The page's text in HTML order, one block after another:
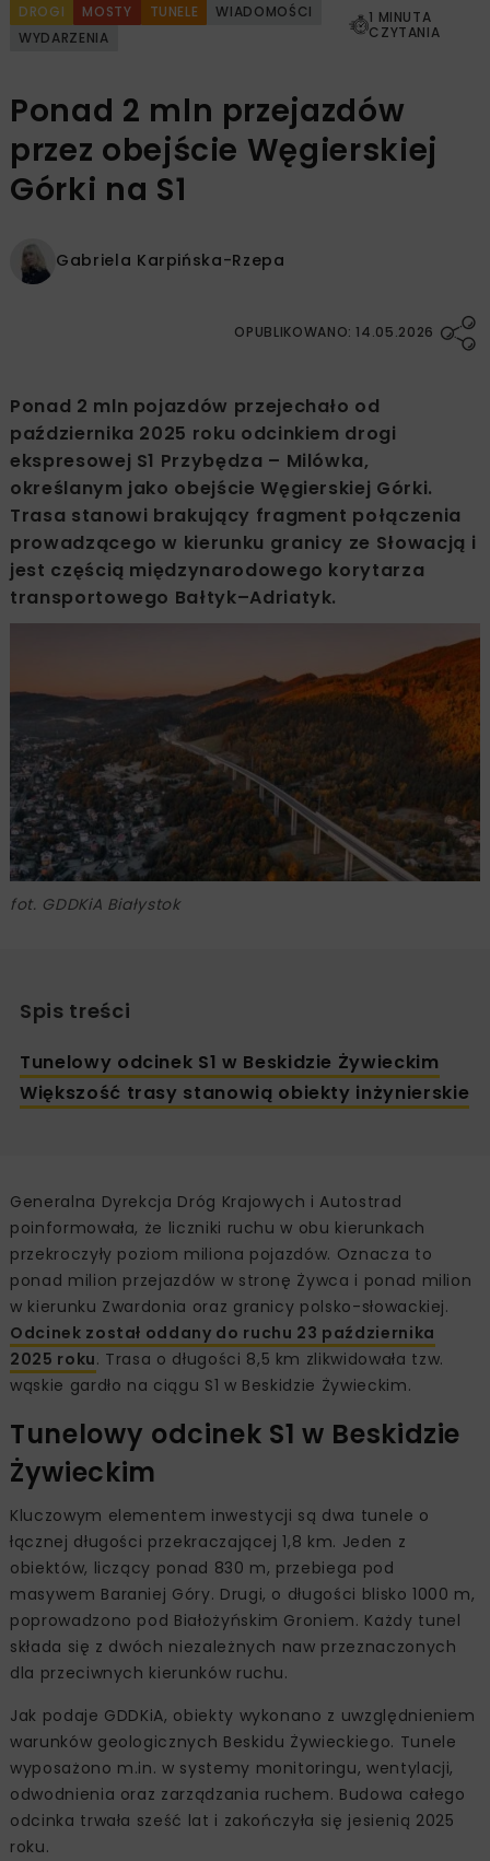
DROGI MOSTY TUNELE
WIADOMOŚCI
WYDARZENIA
1 MINUTA
CZYTANIA
Ponad 2 mln przejazdów
przez obejście Węgierskiej
Górki na S1
Gabriela Karpińska-Rzepa
OPUBLIKOWANO: 14.05.2026
Ponad 2 mln pojazdów przejechało od
października 2025 roku odcinkiem drogi
ekspresowej S1 Przybędza – Milówka,
określanym jako obejście Węgierskiej Górki.
Trasa stanowi brakujący fragment połączenia
prowadzącego w kierunku granicy ze Słowacją i
jest częścią międzynarodowego korytarza
transportowego Bałtyk–Adriatyk.
fot. GDDKiA Białystok
Spis treści
Tunelowy odcinek S1 w Beskidzie Żywieckim
Większość trasy stanowią obiekty inżynierskie
Generalna Dyrekcja Dróg Krajowych i Autostrad
poinformowała, że liczniki ruchu w obu kierunkach
przekroczyły poziom miliona pojazdów. Oznacza to
ponad milion przejazdów w stronę Żywca i ponad milion
w kierunku Zwardonia oraz granicy polsko-słowackiej.
Odcinek został oddany do ruchu 23 października
2025 roku. Trasa o długości 8,5 km zlikwidowała tzw.
wąskie gardło na ciągu S1 w Beskidzie Żywieckim.
Tunelowy odcinek S1 w Beskidzie
Żywieckim
Kluczowym elementem inwestycji są dwa tunele o
łącznej długości przekraczającej 1,8 km. Jeden z
obiektów, liczący ponad 830 m, przebiega pod
masywem Baraniej Góry. Drugi, o długości blisko 1000 m,
poprowadzono pod Białożyńskim Groniem. Każdy tunel
składa się z dwóch niezależnych naw przeznaczonych
dla przeciwnych kierunków ruchu.
Jak podaje GDDKiA, obiekty wykonano z uwzględnieniem
warunków geologicznych Beskidu Żywieckiego. Tunele
wyposażono m.in. w systemy monitoringu, wentylacji,
odwodnienia oraz zarządzania ruchem. Budowa całego
odcinka trwała sześć lat i zakończyła się jesienią 2025
roku.